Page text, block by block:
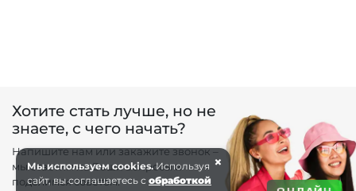
Хотите стать лучше, но не
знаете, с чего начать?
Напишите нам или закажите звонок –
мы ответим на Ваши вопросы и
поделимся советом.
×
Мы используем cookies.Используя
сайт, вы соглашаетесь с обработкой